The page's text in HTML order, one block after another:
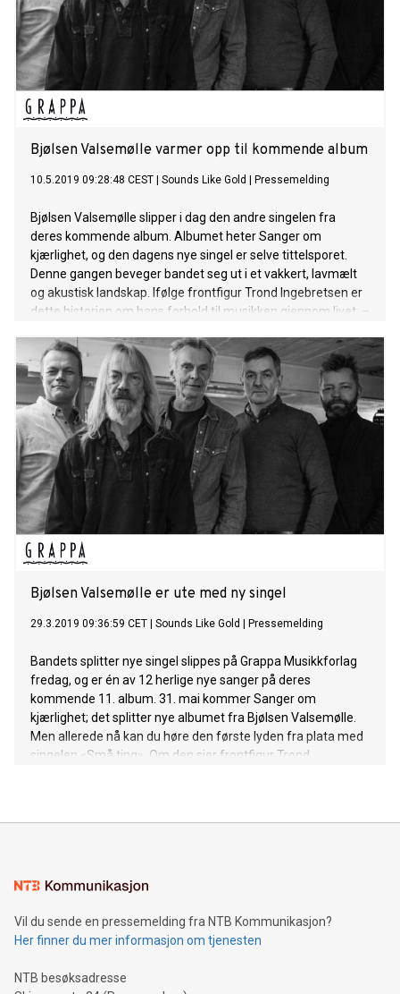
«Der land snakker til himmel’n» handler om stengte
landegrenser, og sender sammen med «Kjenne på hat» et
par stikk mot Sylvi Listhaug. Men dette er også et album
med sanger om kjærlighet. – «Skinnende elva» er en positiv
hilsen og hyllest til hva Oslo har blitt, blant annet takket være
bystyr
Bjølsen Valsemølle varmer opp til kommende album
10.5.2019 09:28:48 CEST Sounds Like Gold Pressemelding
Bjølsen Valsemølle slipper i dag den andre singelen fra
deres kommende album. Albumet heter Sanger om
kjærlighet, og den dagens nye singel er selve tittelsporet.
Denne gangen beveger bandet seg ut i et vakkert, lavmælt
og akustisk landskap. Ifølge frontfigur Trond Ingebretsen er
dette historien om hans forhold til musikken gjennom livet. –
musikalske oppvåkning på sekstitallet, ble solidaritet et
viktig begrep i mitt forhold til musikken, sier Ingebretsen. –
Dette er historien om en mann som ennå har trua, og nekter
å kaste inn håndkleet. En mann som fortsatt ser frihetens
skjelvende flamme brenne der ute. Hør singelen «Sanger om
kjærlighet» her! Sanger om kjærlighet gis ut på Grappa
Musikkforlag den 31. mai. Denne singelen følger albumets
førstesingel «Små ting», som ble sluppet i slutten av mars.
Bjølsen Valsemølle er ute med ny singel
29.3.2019 09:36:59 CET Sounds Like Gold Pressemelding
Bandets splitter nye singel slippes på Grappa Musikkforlag
fredag, og er én av 12 herlige nye sanger på deres
kommende 11. album. 31. mai kommer Sanger om
kjærlighet; det splitter nye albumet fra Bjølsen Valsemølle.
Men allerede nå kan du høre den første lyden fra plata med
singelen «Små ting». Om den sier frontfigur Trond
produsent Lasse Hafreager. Hør «Små ting» her! Bjølsen
Ingebretsen har siden da vært låtskriver, sanger, gitarist og
frontfigur i bandet. 2019-utgaven av bandet består i tillegg
Endre Christi
Vil du sende en pressemelding fra NTB Kommunikasjon?
Her finner du mer informasjon om tjenesten
NTB besøksadresse